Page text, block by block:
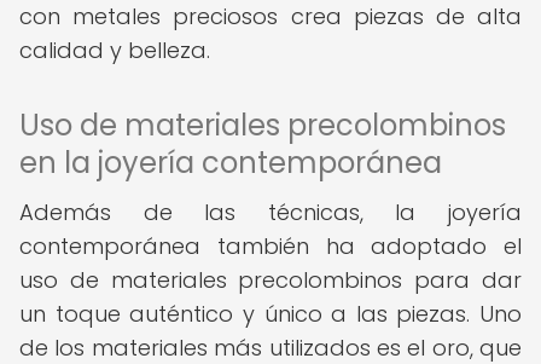
con metales preciosos crea piezas de alta
calidad y belleza.
Uso de materiales precolombinos
en la joyería contemporánea
Además de las técnicas, la joyería
contemporánea también ha adoptado el
uso de materiales precolombinos para dar
un toque auténtico y único a las piezas. Uno
de los materiales más utilizados es el oro, que